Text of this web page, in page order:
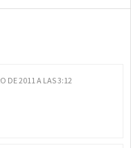
DE 2011 A LAS 3:12